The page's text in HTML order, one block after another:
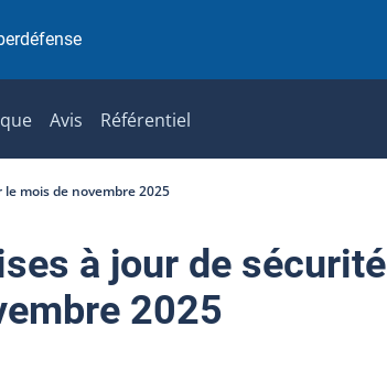
Avis Référentiel
le mois de novembre 2025
à jour de sécurité
2025